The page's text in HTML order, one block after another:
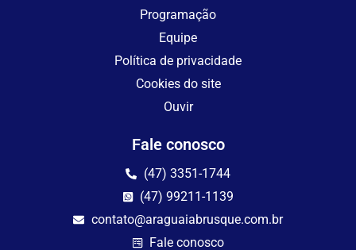
Programação
Equipe
Política de privacidade
Cookies do site
Ouvir
Fale conosco
(47) 3351-1744
(47) 99211-1139
contato@araguaiabrusque.com.br
Fale conosco